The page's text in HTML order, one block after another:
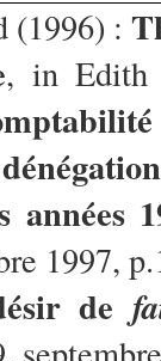
:
, in Edith
1997,
de